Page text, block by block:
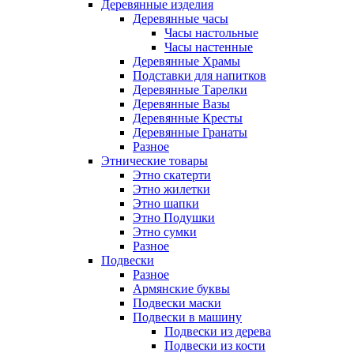
Деревянные изделия
Деревянные часы
Часы настольные
Часы настенные
Деревянные Храмы
Подставки для напитков
Деревянные Тарелки
Деревянные Вазы
Деревянные Кресты
Деревянные Гранаты
Разное
Этнические товары
Этно скатерти
Этно жилетки
Этно шапки
Этно Подушки
Этно сумки
Разное
Подвески
Разное
Армянские буквы
Подвески маски
Подвески в машину
Подвески из дерева
Подвески из кости